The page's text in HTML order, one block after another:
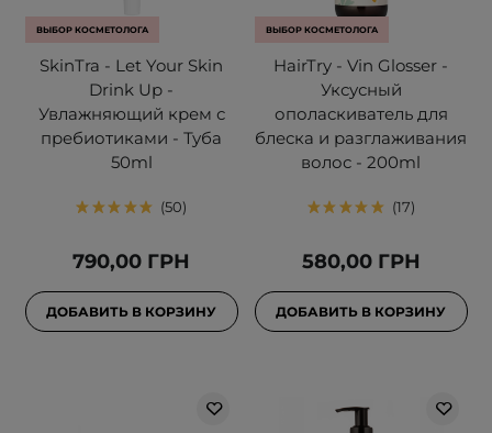
ВЫБОР КОСМЕТОЛОГА
SkinTra - Let Your Skin
Drink Up -
Увлажняющий крем с
пребиотиками - Туба
50ml
50
790,00 ГРН
ДОБАВИТЬ В КОРЗИНУ
ВЫБОР КОСМЕТОЛОГА
HairTry - Vin Glosser -
Уксусный
ополаскиватель для
блеска и разглаживания
волос - 200ml
17
580,00 ГРН
ДОБАВИТЬ В КОРЗИНУ